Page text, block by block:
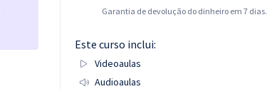
Garantia de devolução do dinheiro em 7 dias.
Este curso inclui:
Videoaulas
Audioaulas